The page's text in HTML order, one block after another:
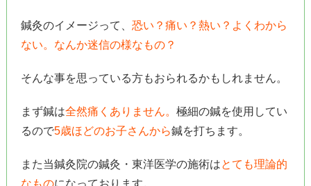
鍼灸のイメージって、 恐い？痛い？熱い？よくわから
ない。なんか迷信の様なもの？
そんな事を思っている方もおられるかもしれません。
まず鍼は全然痛くありません。 極細の鍼を使用してい
るので5歳ほどのお子さんから鍼を打ちます。
また当鍼灸院の鍼灸・東洋医学の施術はとても理論的